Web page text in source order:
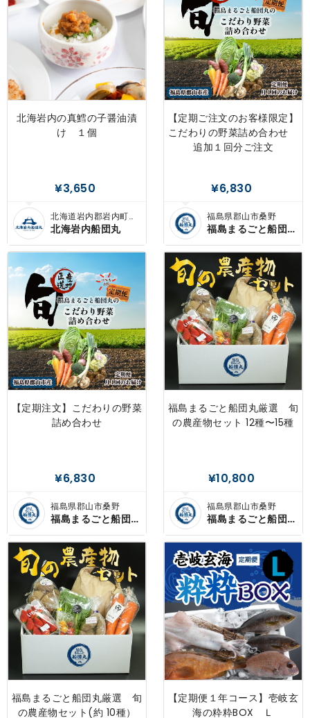
北海岩内の真鱈の子醤油漬
け １個
¥3,650
北海道岩内郡岩内町敷
島内
北海岩内船団丸
【定期ご注文のお客様限定】
こだわりの野菜詰め合わせ
追加１回分ご注文
¥6,830
福島県郡山市桑野
福島まるごと船団
丸
【定期注文】こだわりの野菜
詰め合わせ
¥6,830
福島県郡山市桑野
福島まるごと船団
丸
福島まるごと船団丸厳選 旬
の農産物セット 12種〜15種
¥10,800
福島県郡山市桑野
福島まるごと船団
丸
福島まるごと船団丸厳選 旬
の農産物セット(約 10種）
【定期便１年コース】壱岐玄
海の粋粋BOX Ｌ